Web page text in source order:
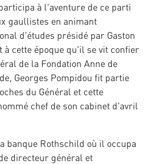
à l'aventure de ce parti
gaullistes en animant
d'études présidé par Gaston
à cette époque qu'il se vit confier
de la Fondation Anne de
Georges Pompidou fit partie
du Général et cette
chef de son cabinet d'avril
banque Rothschild où il occupa
directeur général et